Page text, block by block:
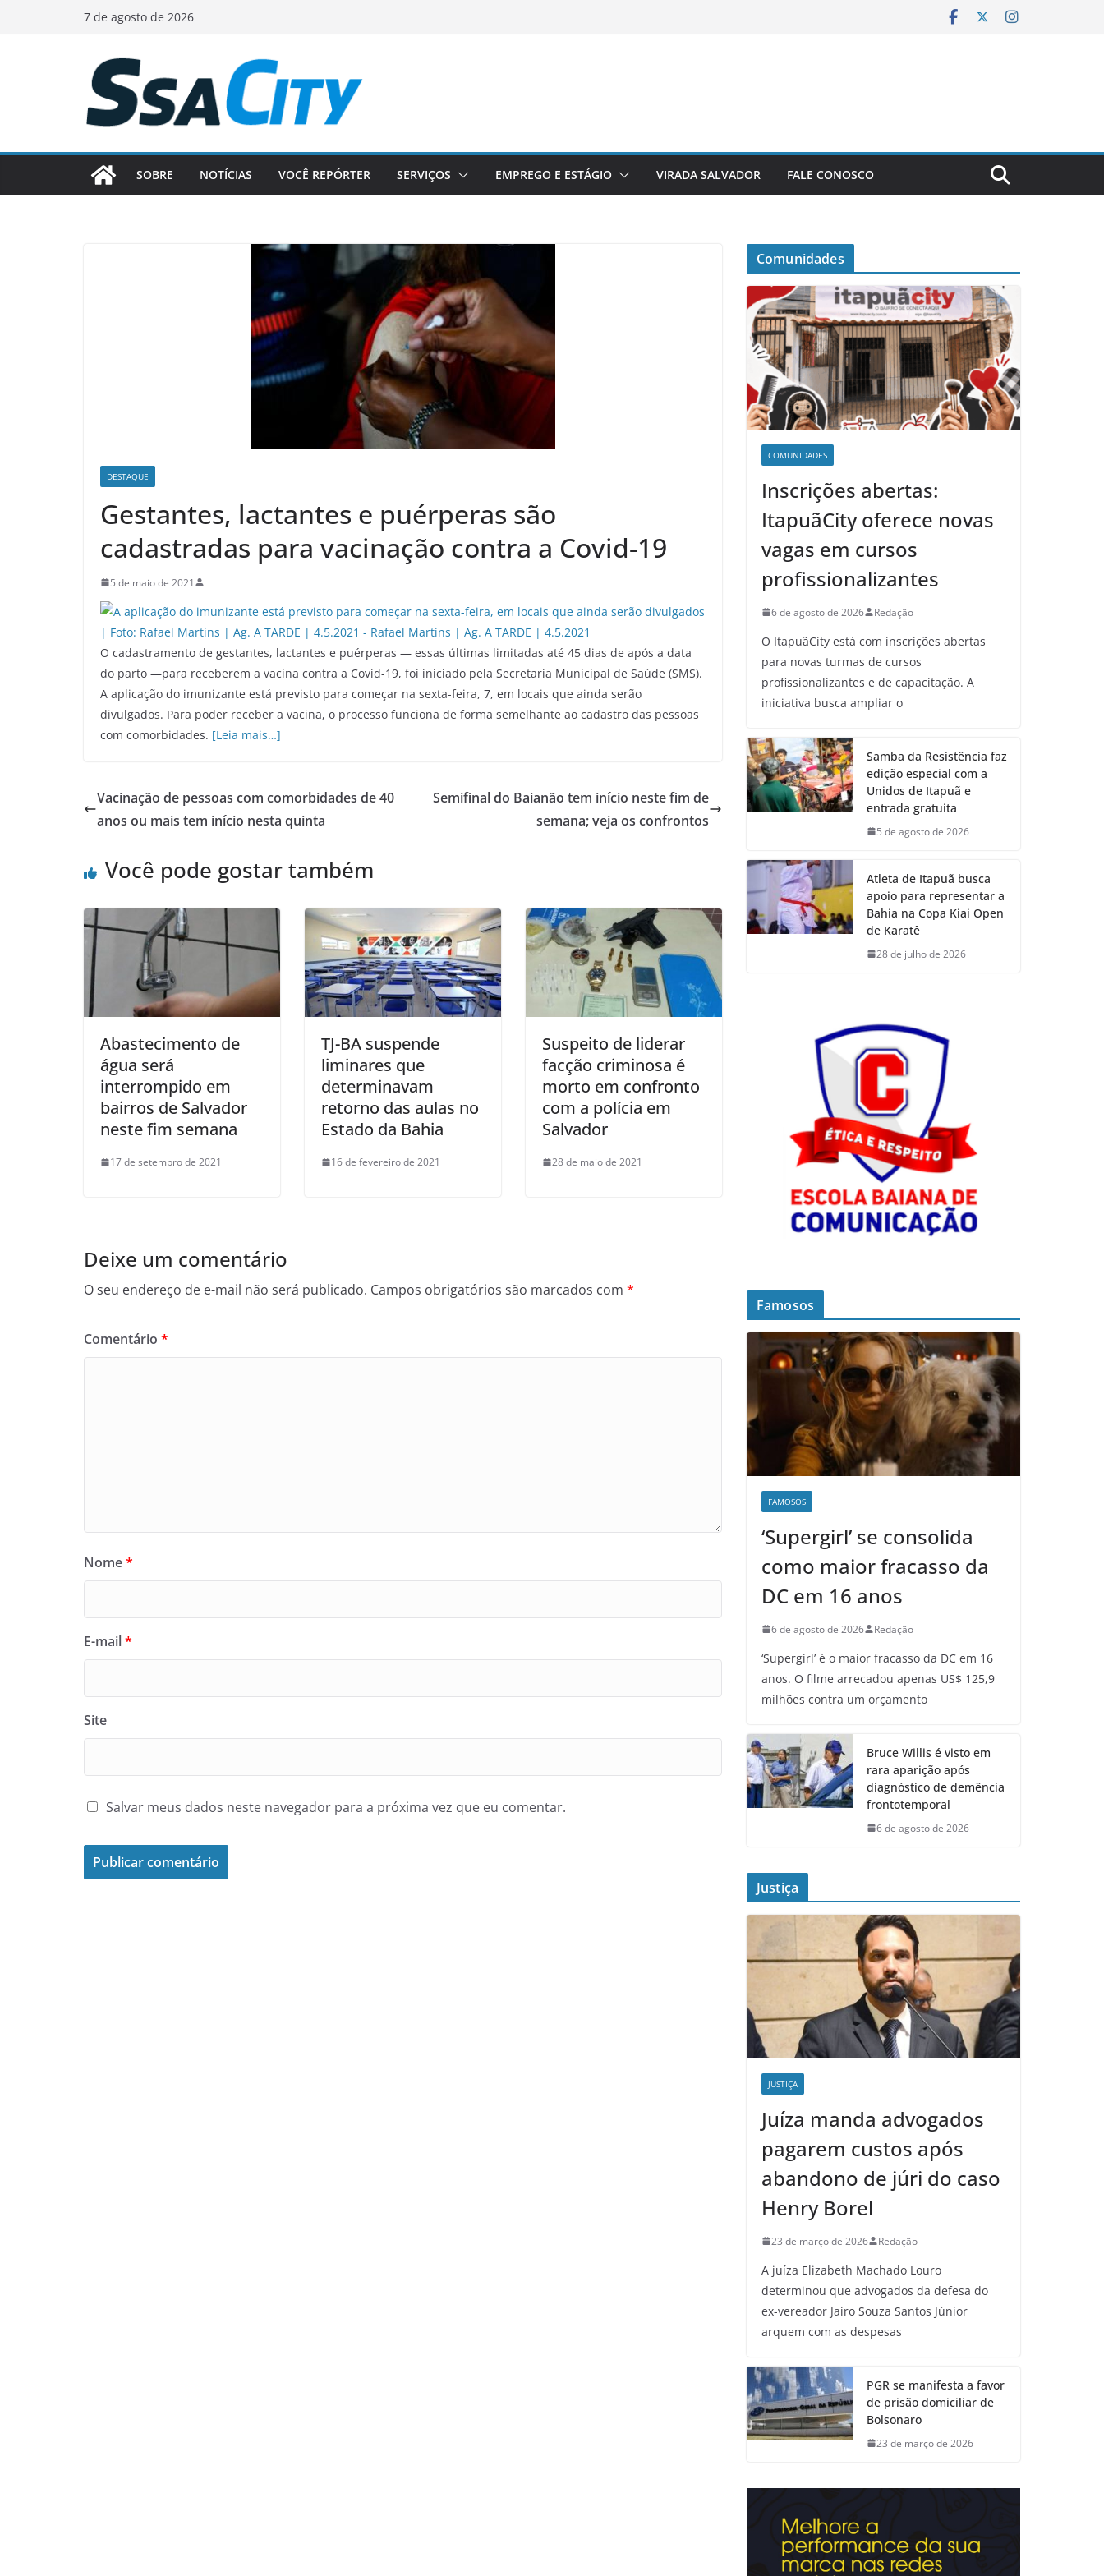
7 de agosto de 2026
SOBRE NOTÍCIAS VOCÊ REPÓRTER SERVIÇOS EMPREGO E ESTÁGIO VIRADA SALVADOR FALE CONOSCO
DESTAQUE
Gestantes, lactantes e puérperas são
cadastradas para vacinação contra a Covid-19
5 de maio de 2021
O cadastramento de gestantes, lactantes e puérperas — essas últimas limitadas até 45 dias de após a data
do parto —para receberem a vacina contra a Covid-19, foi iniciado pela Secretaria Municipal de Saúde (SMS).
A aplicação do imunizante está previsto para começar na sexta-feira, 7, em locais que ainda serão
divulgados. Para poder receber a vacina, o processo funciona de forma semelhante ao cadastro das pessoas
com comorbidades. [Leia mais…]
Vacinação de pessoas com comorbidades de 40
anos ou mais tem início nesta quinta
Semifinal do Baianão tem início neste fim de
semana; veja os confrontos
Você pode gostar também
Abastecimento de
água será
interrompido em
bairros de Salvador
neste fim semana
17 de setembro de 2021
TJ-BA suspende
liminares que
determinavam
retorno das aulas no
Estado da Bahia
16 de fevereiro de 2021
Suspeito de liderar
facção criminosa é
morto em confronto
com a polícia em
Salvador
28 de maio de 2021
Deixe um comentário
O seu endereço de e-mail não será publicado. Campos obrigatórios são marcados com *
Comentário *
Nome*
E-mail*
Site
Salvar meus dados neste navegador para a próxima vez que eu comentar.
Comunidades
COMUNIDADES
Inscrições abertas:
ItapuãCity oferece novas
vagas em cursos
profissionalizantes
6 de agosto de 2026 Redação
O ItapuãCity está com inscrições abertas
para novas turmas de cursos
profissionalizantes e de capacitação. A
iniciativa busca ampliar o
Samba da Resistência faz
edição especial com a
Unidos de Itapuã e
entrada gratuita
5 de agosto de 2026
Atleta de Itapuã busca
apoio para representar a
Bahia na Copa Kiai Open
de Karatê
28 de julho de 2026
Famosos
FAMOSOS
‘Supergirl’ se consolida
como maior fracasso da
DC em 16 anos
6 de agosto de 2026 Redação
‘Supergirl’ é o maior fracasso da DC em 16
anos. O filme arrecadou apenas US$ 125,9
milhões contra um orçamento
Bruce Willis é visto em
rara aparição após
diagnóstico de demência
frontotemporal
6 de agosto de 2026
Justiça
JUSTIÇA
Juíza manda advogados
pagarem custos após
abandono de júri do caso
Henry Borel
23 de março de 2026 Redação
A juíza Elizabeth Machado Louro
determinou que advogados da defesa do
ex-vereador Jairo Souza Santos Júnior
arquem com as despesas
PGR se manifesta a favor
de prisão domiciliar de
Bolsonaro
23 de março de 2026